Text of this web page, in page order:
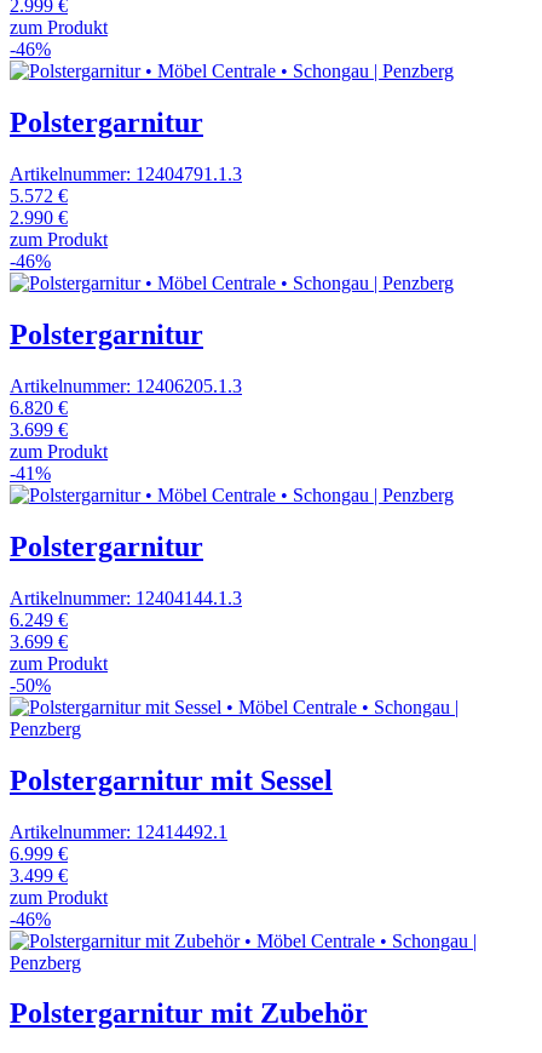
2.999 €
zum Produkt
-46%
Polstergarnitur
Artikelnummer: 12404791.1.3
5.572 €
2.990 €
zum Produkt
-46%
Polstergarnitur
Artikelnummer: 12406205.1.3
6.820 €
3.699 €
zum Produkt
-41%
Polstergarnitur
Artikelnummer: 12404144.1.3
6.249 €
3.699 €
zum Produkt
-50%
Polstergarnitur mit Sessel
Artikelnummer: 12414492.1
6.999 €
3.499 €
zum Produkt
-46%
Polstergarnitur mit Zubehör